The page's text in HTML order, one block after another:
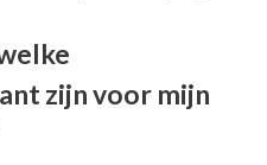
zijn voor mijn